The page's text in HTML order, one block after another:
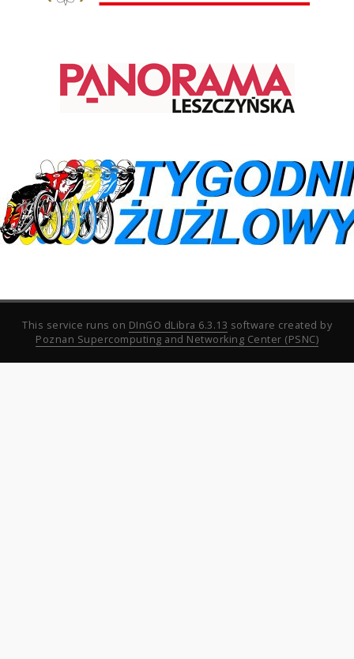
This service runs on DInGO dLibra 6.3.13 software created by
Poznan Supercomputing and Networking Center (PSNC)